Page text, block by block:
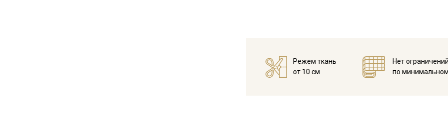
высушите в 1 слой и прогладьте с осторожностью с
прополоскать до прозрачной воды.
Режем ткань
от 10 см
Нет ограничений
по